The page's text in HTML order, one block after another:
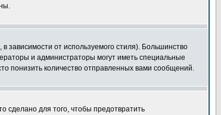
от используемого стиля). Большинство
и администраторы могут иметь специальные
понизить количество отправленных вами сообщений.
сделано для того, чтобы предотвратить